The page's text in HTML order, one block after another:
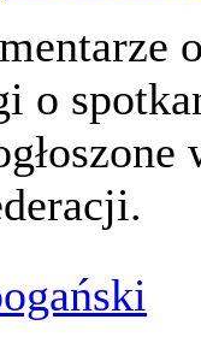
o